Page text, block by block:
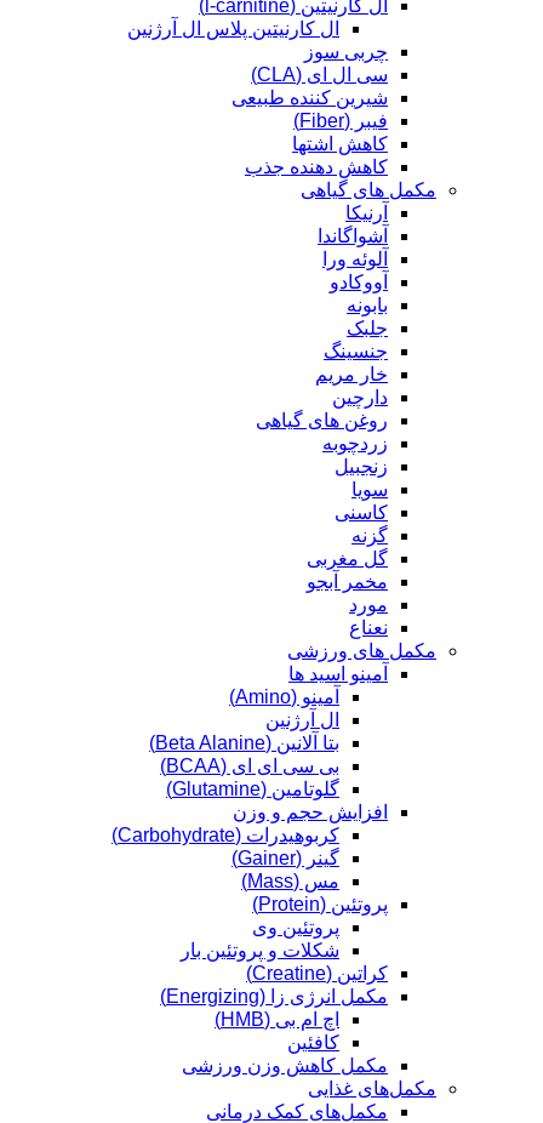
ال کارنیتین (l-carnitine)
ال کارنیتین پلاس ال آرژنین
چربی سوز
سی ال ای (CLA)
شیرین کننده طبیعی
فیبر (Fiber)
کاهش اشتها
کاهش دهنده جذب
مکمل های گیاهی
آرنیکا
آشواگاندا
آلوئه ورا
آووکادو
بابونه
جلبک
جنسینگ
خار مریم
دارچین
روغن های گیاهی
زردچوبه
زنجبیل
سویا
کاسنی
گزنه
گل مغربی
مخمر آبجو
مورد
نعناع
مکمل های ورزشی
آمینو اسید ها
آمینو (Amino)
ال آرژنین
بتا آلانین (Beta Alanine)
بی سی ای ای (BCAA)
گلوتامین (Glutamine)
افزایش حجم و وزن
کربوهیدرات (Carbohydrate)
گینر (Gainer)
مس (Mass)
پروتئین (Protein)
پروتئین وی
شکلات و پروتئین بار
کراتین (Creatine)
مکمل انرژی زا (Energizing)
اچ ام بی (HMB)
کافئین
مکمل کاهش وزن ورزشی
مکمل‌های غذایی
مکمل‌های کمک درمانی